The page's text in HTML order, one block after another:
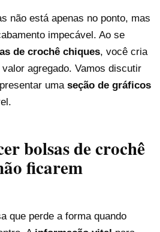
não está apenas no ponto, mas
impecável. Ao se
de crochê chiques, você cria
agregado. Vamos discutir
uma seção de gráficos
bolsas de crochê
ficarem
que perde a forma quando